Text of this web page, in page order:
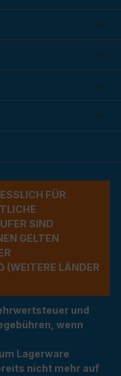
FÜR G
A
SIND A
GELTEN A
LÄNDER NU
und
wenn
Lagerware
nicht mehr auf